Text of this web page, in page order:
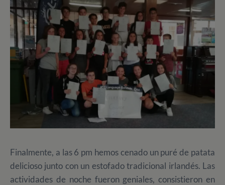
Finalmente, a las 6 pm hemos cenado un puré de patata
delicioso junto con un estofado tradicional irlandés. Las
actividades de noche fueron geniales, consistieron en